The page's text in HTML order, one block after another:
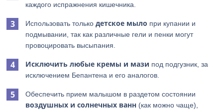
каждого испражнения кишечника.
Использовать толькодетское мыло при купании и
подмывании, так как различные гели и пенки могут
провоцировать высыпания.
Исключить любые кремы и мази под подгузник, за
исключением Бепантена и его аналогов.
Обеспечить прием малышом в раздетом состоянии
воздушных и солнечных ванн (как можно чаще),